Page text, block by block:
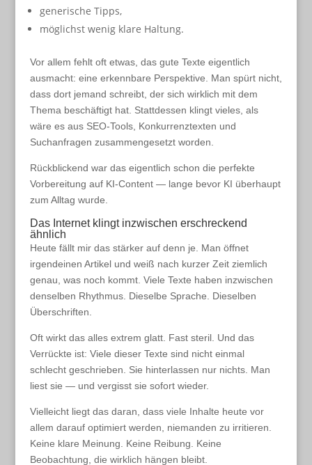
generische Tipps,
möglichst wenig klare Haltung.
Vor allem fehlt oft etwas, das gute Texte eigentlich
ausmacht: eine erkennbare Perspektive. Man spürt nicht,
dass dort jemand schreibt, der sich wirklich mit dem
Thema beschäftigt hat. Stattdessen klingt vieles, als
wäre es aus SEO-Tools, Konkurrenztexten und
Suchanfragen zusammengesetzt worden.
Rückblickend war das eigentlich schon die perfekte
Vorbereitung auf KI-Content — lange bevor KI überhaupt
zum Alltag wurde.
Das Internet klingt inzwischen erschreckend
ähnlich
Heute fällt mir das stärker auf denn je. Man öffnet
irgendeinen Artikel und weiß nach kurzer Zeit ziemlich
genau, was noch kommt. Viele Texte haben inzwischen
denselben Rhythmus. Dieselbe Sprache. Dieselben
Überschriften.
Oft wirkt das alles extrem glatt. Fast steril. Und das
Verrückte ist: Viele dieser Texte sind nicht einmal
schlecht geschrieben. Sie hinterlassen nur nichts. Man
liest sie — und vergisst sie sofort wieder.
Vielleicht liegt das daran, dass viele Inhalte heute vor
allem darauf optimiert werden, niemanden zu irritieren.
Keine klare Meinung. Keine Reibung. Keine
Beobachtung, die wirklich hängen bleibt.